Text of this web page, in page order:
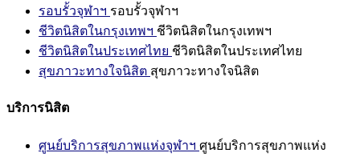
รอบรั้วจุฬาฯ รอบรั้วจุฬาฯ
ชีวิตนิสิตในกรุงเทพฯ ชีวิตนิสิตในกรุงเทพฯ
ชีวิตนิสิตในประเทศไทย ชีวิตนิสิตในประเทศไทย
สุขภาวะทางใจนิสิต สุขภาวะทางใจนิสิต
บริการนิสิต
ศูนย์บริการสุขภาพแห่งจุฬาฯ ศูนย์บริการสุขภาพแห่ง